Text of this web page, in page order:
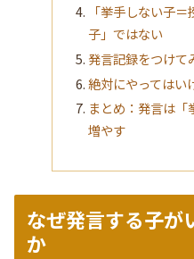
「挙手しない子
子」ではない
発言記録をつけて
絶対にやってはい
まとめ：発言は「
増やす
なぜ発言する子が
か